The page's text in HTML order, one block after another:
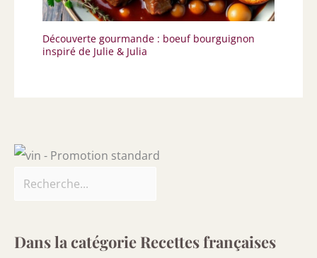
Découverte gourmande : boeuf bourguignon
inspiré de Julie & Julia
Dans la catégorie Recettes françaises